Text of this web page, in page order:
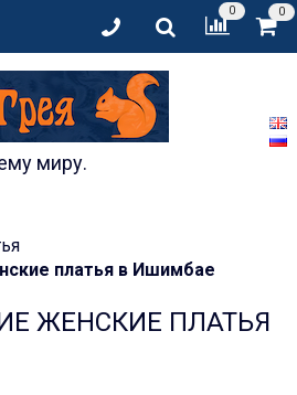
0 0
миру.
платья в Ишимбае
ЖЕНСКИЕ ПЛАТЬЯ